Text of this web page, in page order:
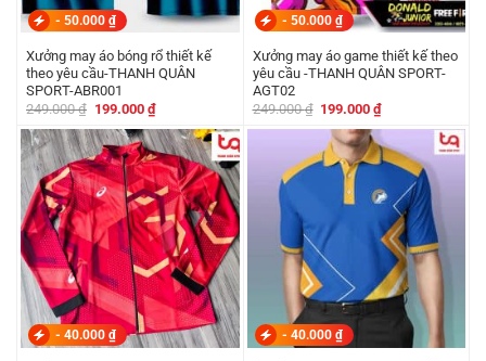
- 50.000 ₫
Xưởng may áo bóng rổ thiết kế
theo yêu cầu-THANH QUÂN
SPORT-ABR001
249.000₫ Giá
là:
249.000 ₫.
199.000 ₫Giá
hiện
tại
là:
199.000 ₫.
- 50.000 ₫
Xưởng may áo game thiết kế theo
yêu cầu -THANH QUÂN SPORT-
AGT02
249.000₫ Giá
là:
249.000 ₫.
199.000₫Giá
tại
là:
199.000 ₫.
- 40.000 ₫ - 40.000 ₫